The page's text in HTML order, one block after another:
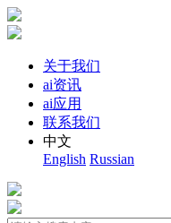
关于我们
ai资讯
ai应用
联系我们
中文
English Russian